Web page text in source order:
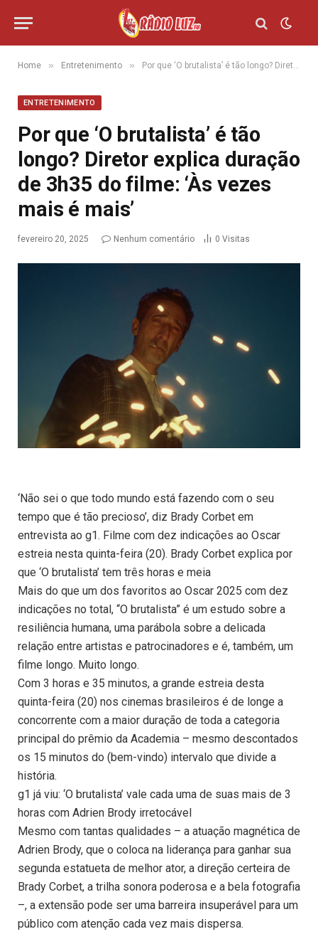
Home » Entretenimento » Por que ‘O brutalista’ é tão longo? Diretor explica duração de 3h35 do filme: ‘Às vezes mais é mais’
ENTRETENIMENTO
Por que ‘O brutalista’ é tão
longo? Diretor explica duração
de 3h35 do filme: ‘Às vezes
mais é mais’
fevereiro 20, 2025 Nenhum comentário 0 Visitas
‘Não sei o que todo mundo está fazendo com o seu
tempo que é tão precioso’, diz Brady Corbet em
entrevista ao g1. Filme com dez indicações ao Oscar
estreia nesta quinta-feira (20). Brady Corbet explica por
que ‘O brutalista’ tem três horas e meia
Mais do que um dos favoritos ao Oscar 2025 com dez
indicações no total, “O brutalista” é um estudo sobre a
resiliência humana, uma parábola sobre a delicada
relação entre artistas e patrocinadores e é, também, um
filme longo. Muito longo.
Com 3 horas e 35 minutos, a grande estreia desta
quinta-feira (20) nos cinemas brasileiros é de longe a
concorrente com a maior duração de toda a categoria
principal do prêmio da Academia – mesmo descontados
os 15 minutos do (bem-vindo) intervalo que divide a
história.
g1 já viu: ‘O brutalista’ vale cada uma de suas mais de 3
horas com Adrien Brody irretocável
Mesmo com tantas qualidades – a atuação magnética de
Adrien Brody, que o coloca na liderança para ganhar sua
segunda estatueta de melhor ator, a direção certeira de
Brady Corbet, a trilha sonora poderosa e a bela fotografia
–, a extensão pode ser uma barreira insuperável para um
público com atenção cada vez mais dispersa.